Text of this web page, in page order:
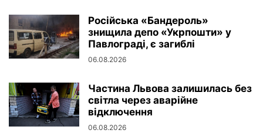
Російська «Бандероль»
знищила депо «Укрпошти» у
Павлограді, є загиблі
06.08.2026
Частина Львова залишилась без
світла через аварійне
відключення
06.08.2026